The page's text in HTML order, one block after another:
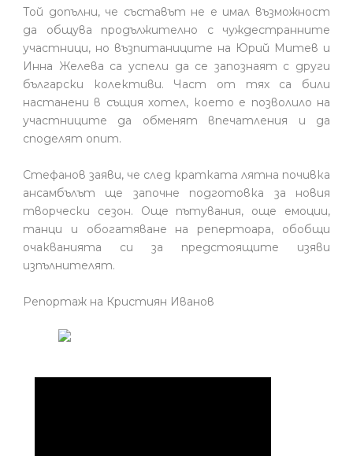
Той допълни, че съставът не е имал възможност
да общува продължително с чуждестранните
участници, но възпитаниците на Юрий Митев и
Инна Желева са успели да се запознаят с други
български колективи. Част от тях са били
настанени в същия хотел, което е позволило на
участниците да обменят впечатления и да
споделят опит.
Стефанов заяви, че след кратката лятна почивка
ансамбълът ще започне подготовка за новия
творчески сезон. Още пътувания, още емоции,
танци и обогатяване на репертоара, обобщи
очакванията си за предстоящите изяви
изпълнителят.
Репортаж на Кристиян Иванов